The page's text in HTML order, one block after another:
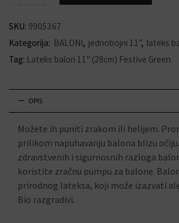
SKU: 9905367
Kategorija: BALONI, jednobojni 11”, lateks
Tag: Lateks balon 11" (28cm) Festive Green
OPIS
Možete ih puniti zrakom ili helijem.
prilikom napuhavanju balona blizu
zdravstvenih i sigurnosnih razloga
koristite zračnu pumpu za balone.
prirodnog lateksa, koji može izazvati
Bio razgradivi.